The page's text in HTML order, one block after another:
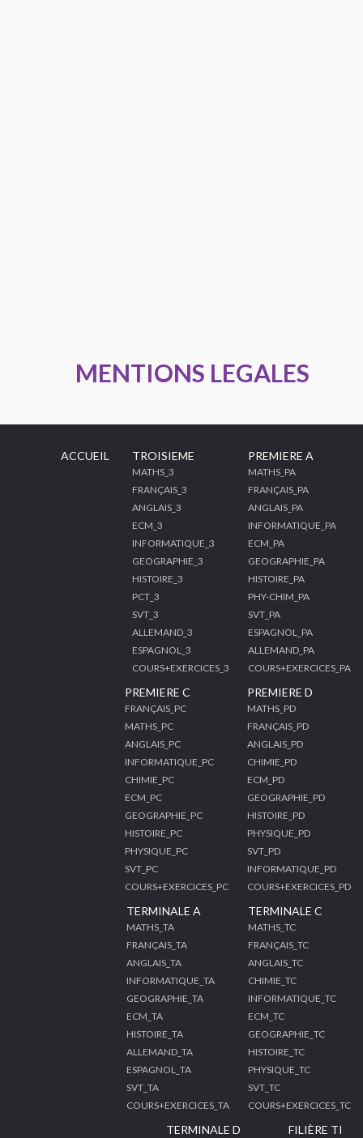
MENTIONS LEGALES
ACCUEIL TROISIEME
MATHS_3
FRANÇAIS_3
ANGLAIS_3
ECM_3
INFORMATIQUE_3
GEOGRAPHIE_3
HISTOIRE_3
PCT_3
SVT_3
ALLEMAND_3
ESPAGNOL_3
COURS+EXERCICES_3
PREMIERE A
MATHS_PA
FRANÇAIS_PA
ANGLAIS_PA
INFORMATIQUE_PA
ECM_PA
GEOGRAPHIE_PA
HISTOIRE_PA
PHY-CHIM_PA
SVT_PA
ESPAGNOL_PA
ALLEMAND_PA
COURS+EXERCICES_PA
PREMIERE C
FRANÇAIS_PC
MATHS_PC
ANGLAIS_PC
INFORMATIQUE_PC
CHIMIE_PC
ECM_PC
GEOGRAPHIE_PC
HISTOIRE_PC
PHYSIQUE_PC
SVT_PC
COURS+EXERCICES_PC
PREMIERE D
MATHS_PD
FRANÇAIS_PD
ANGLAIS_PD
CHIMIE_PD
ECM_PD
GEOGRAPHIE_PD
HISTOIRE_PD
PHYSIQUE_PD
SVT_PD
INFORMATIQUE_PD
COURS+EXERCICES_PD
TERMINALE A
MATHS_TA
FRANÇAIS_TA
ANGLAIS_TA
INFORMATIQUE_TA
GEOGRAPHIE_TA
ECM_TA
HISTOIRE_TA
ALLEMAND_TA
ESPAGNOL_TA
SVT_TA
COURS+EXERCICES_TA
TERMINALE C
MATHS_TC
FRANÇAIS_TC
ANGLAIS_TC
CHIMIE_TC
INFORMATIQUE_TC
ECM_TC
GEOGRAPHIE_TC
HISTOIRE_TC
PHYSIQUE_TC
SVT_TC
COURS+EXERCICES_TC
TERMINALE D FILIÈRE TI